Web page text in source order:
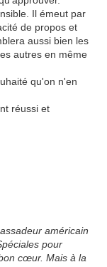
Il émeut par
de propos et
aussi bien les
autres en même
qu'on n'en
réussi et
américain
pour
cœur. Mais à la